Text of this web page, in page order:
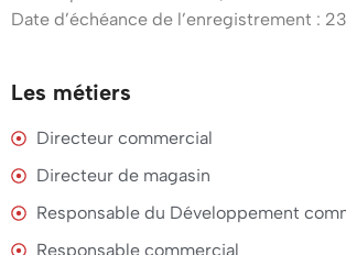
Date d’échéance de l’enregistrement :
Les métiers
Directeur commercial
Directeur de magasin
Responsable du Développement
Responsable commercial